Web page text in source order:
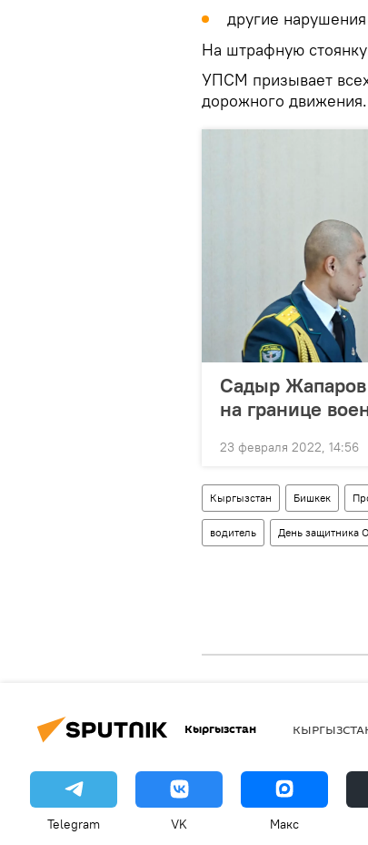
другие
На штрафную
УПСМ призывает
дорожного движения.
Садыр Жапаров
на границе
23 февраля 2022, 14:56
Кыргызстан Бишкек
водитель День защитника
Кыргызстан
Telegram VK Макс